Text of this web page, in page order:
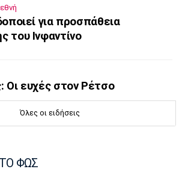
για προσπάθεια
του Ινφαντίνο
Οι ευχές στον Ρέτσο
Όλες οι ειδήσεις
ΦΩΣ